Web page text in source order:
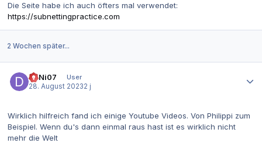
Die Seite habe ich auch öfters mal verwendet:
https://subnettingpractice.com
2 Wochen später...
DaNi07
User
28. August 20232 j
Wirklich hilfreich fand ich einige Youtube Videos. Von Philippi zum
Beispiel. Wenn du's dann einmal raus hast ist es wirklich nicht
mehr die Welt